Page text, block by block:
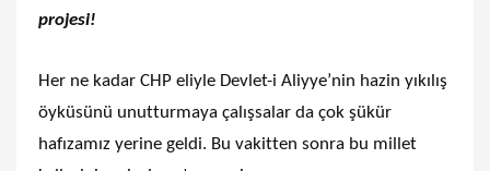
projesi!
Her ne kadar CHP eliyle Devlet-i Aliyye’nin hazin yıkılış
öyküsünü unutturmaya çalışsalar da çok şükür
hafızamız yerine geldi. Bu vakitten sonra bu millet